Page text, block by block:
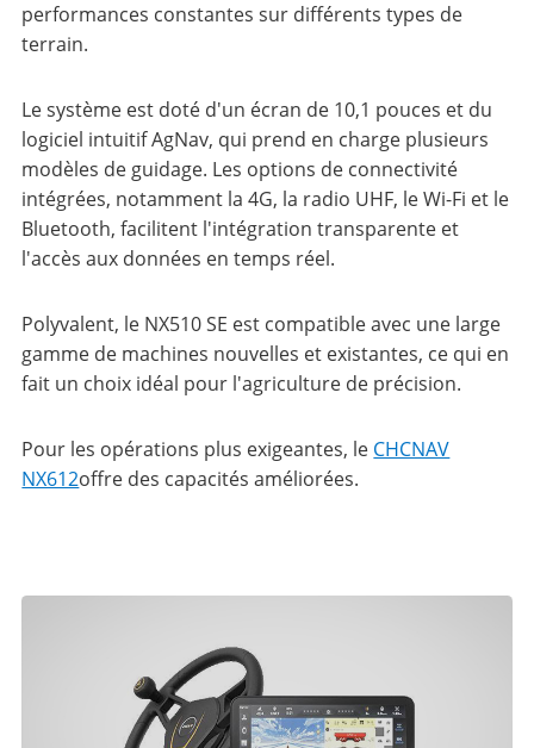
performances constantes sur différents types de
terrain.
Le système est doté d'un écran de 10,1 pouces et du
logiciel intuitif AgNav, qui prend en charge plusieurs
modèles de guidage. Les options de connectivité
intégrées, notamment la 4G, la radio UHF, le Wi-Fi et le
Bluetooth, facilitent l'intégration transparente et
l'accès aux données en temps réel.
Polyvalent, le NX510 SE est compatible avec une large
gamme de machines nouvelles et existantes, ce qui en
fait un choix idéal pour l'agriculture de précision.
Pour les opérations plus exigeantes, le CHCNAV
NX612offre des capacités améliorées.